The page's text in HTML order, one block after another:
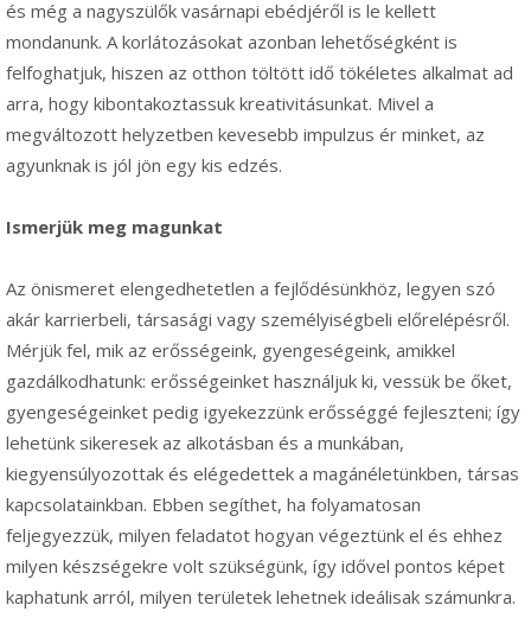
és még a nagyszülők vasárnapi ebédjéről is le kellett
mondanunk. A korlátozásokat azonban lehetőségként is
felfoghatjuk, hiszen az otthon töltött idő tökéletes alkalmat ad
arra, hogy kibontakoztassuk kreativitásunkat. Mivel a
megváltozott helyzetben kevesebb impulzus ér minket, az
agyunknak is jól jön egy kis edzés.
Ismerjük meg magunkat
Az önismeret elengedhetetlen a fejlődésünkhöz, legyen szó
akár karrierbeli, társasági vagy személyiségbeli előrelépésről.
Mérjük fel, mik az erősségeink, gyengeségeink, amikkel
gazdálkodhatunk: erősségeinket használjuk ki, vessük be őket,
gyengeségeinket pedig igyekezzünk erősséggé fejleszteni; így
lehetünk sikeresek az alkotásban és a munkában,
kiegyensúlyozottak és elégedettek a magánéletünkben, társas
kapcsolatainkban. Ebben segíthet, ha folyamatosan
feljegyezzük, milyen feladatot hogyan végeztünk el és ehhez
milyen készségekre volt szükségünk, így idővel pontos képet
kaphatunk arról, milyen területek lehetnek ideálisak számunkra.